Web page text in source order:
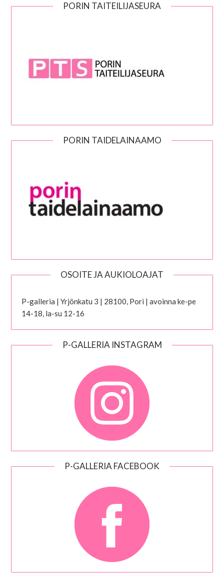
PORIN TAITEILIJASEURA
PORIN TAIDELAINAAMO
OSOITE JA AUKIOLOAJAT
P-galleria | Yrjönkatu 3 | 28100, Pori | avoinna ke-pe
14-18, la-su 12-16
P-GALLERIA INSTAGRAM
P-GALLERIA FACEBOOK